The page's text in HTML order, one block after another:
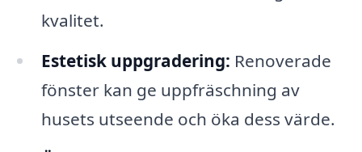
kvalitet.
Estetisk uppgradering: Renoverade
fönster kan ge uppfräschning av
husets utseende och öka dess värde.